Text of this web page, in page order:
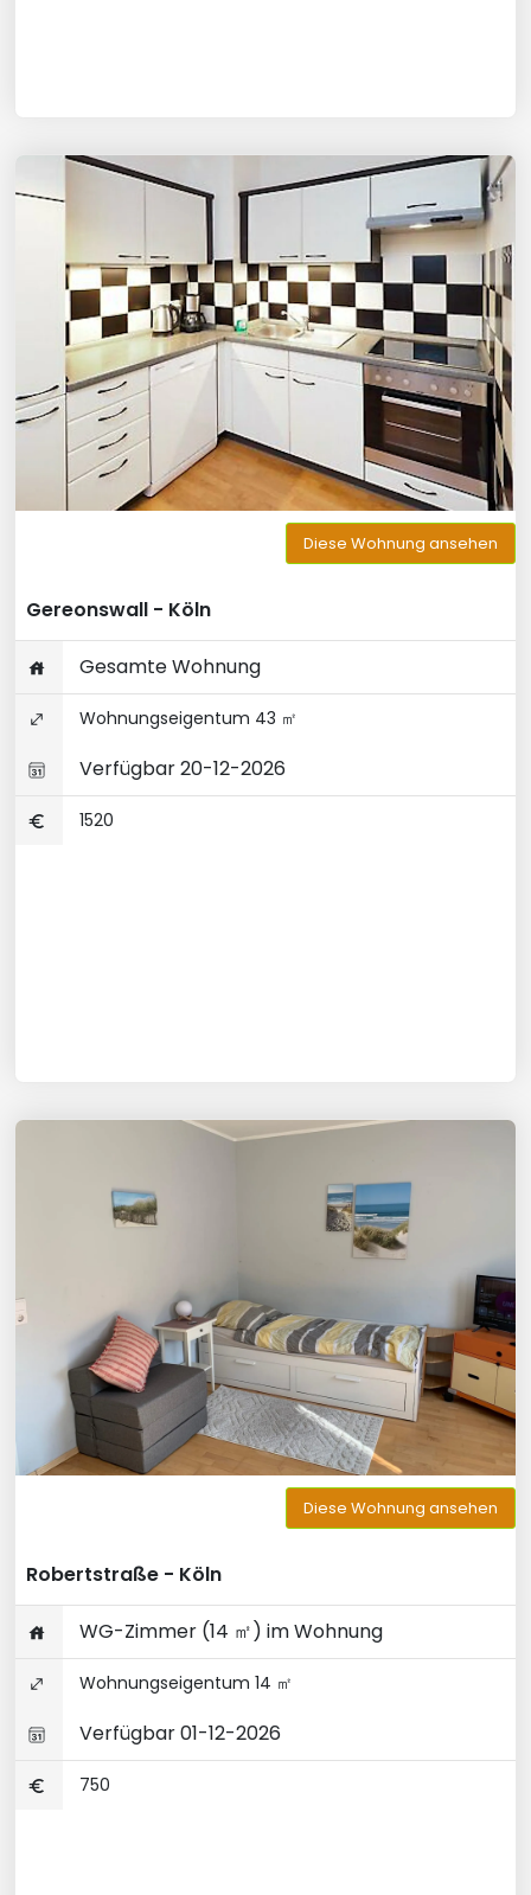
Diese Wohnung ansehen
Gereonswall - Köln
Gesamte Wohnung
Wohnungseigentum 43 ㎡
Verfügbar 20-12-2026
1520
Diese Wohnung ansehen
Robertstraße - Köln
WG-Zimmer (14 ㎡) im Wohnung
Wohnungseigentum 14 ㎡
Verfügbar 01-12-2026
750